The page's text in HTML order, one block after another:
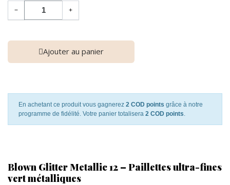
− +
Ajouter au panier
En achetant ce produit vous gagnerez 2 COD points grâce à notre
programme de fidélité. Votre panier totalisera 2 COD points.
Blown Glitter Metallic 12 – Paillettes ultra-fines
vert métalliques